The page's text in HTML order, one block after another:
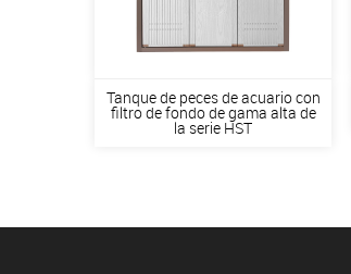
Tanque de peces de acuario con
filtro de fondo de gama alta de
la serie HST